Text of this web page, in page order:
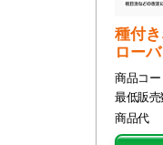
種付
ロー
商品コー
最低販売
商品代